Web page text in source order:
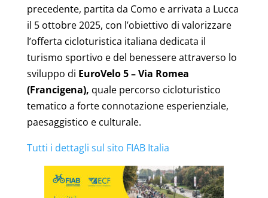
precedente, partita da Como e arrivata a Lucca
il 5 ottobre 2025, con l’obiettivo di valorizzare
l’offerta cicloturistica italiana dedicata il
turismo sportivo e del benessere attraverso lo
sviluppo di EuroVelo 5 – Via Romea
(Francigena), quale percorso cicloturistico
tematico a forte connotazione esperienziale,
paesaggistico e culturale.
Tutti i dettagli sul sito FIAB Italia